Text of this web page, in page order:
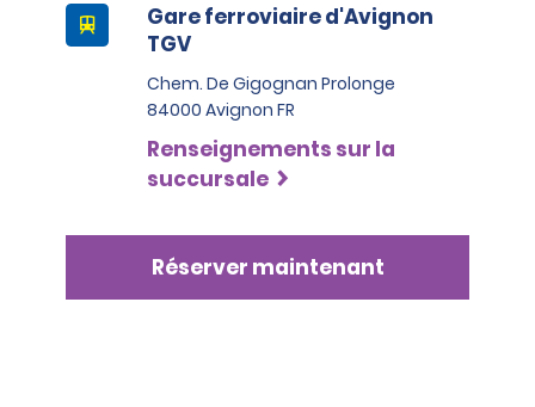
nécessaire, de demander une pièce d’identité
supplémentaire ou de procéder à d’autres
contrôle d’identité avec une organisation externe.
Gare ferroviaire d'Avignon
TGV
Chem. De Gigognan Prolonge
84000 Avignon FR
Renseignements sur la
succursale
Réserver maintenant